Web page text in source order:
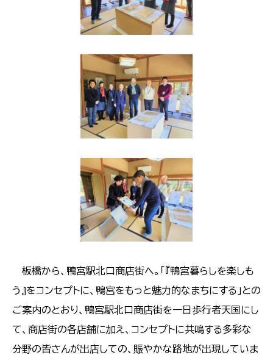
​​​​​​​ 板橋から、鴨宮駅北口商店街へ。「『鴨宮暮らしを楽しも
う』をコンセプトに、鴨宮をもっと魅力的なまちにする」との
ご案内のとおり、鴨宮駅北口商店街を一日歩行者天国にし
て、商店街の各店舗に加え、コンセプトに共鳴する多彩な
分野の皆さんが出店しての、賑やかな路地が出現していま